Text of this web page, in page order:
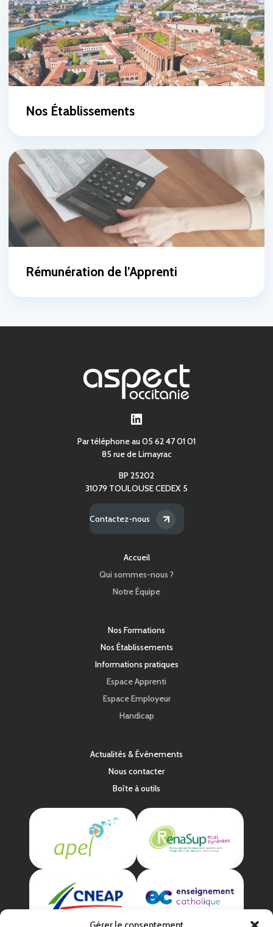
Nos Établissements
Rémunération de l’Apprenti
LinkedIn
Par téléphone au 05 62 47 01 01
85 rue de Limayrac
BP 25202
31079 TOULOUSE CEDEX 5
Contactez-nous
Accueil
Qui sommes-nous ?
Notre Équipe
Nos Formations
Nos Établissements
Informations pratiques
Espace Apprenti
Espace Employeur
Handicap
Actualités & Événements
Nous contacter
Boîte à outils